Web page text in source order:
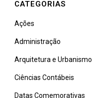
CATEGORIAS
Ações
Administração
Arquitetura e Urbanismo
Ciências Contábeis
Datas Comemorativas